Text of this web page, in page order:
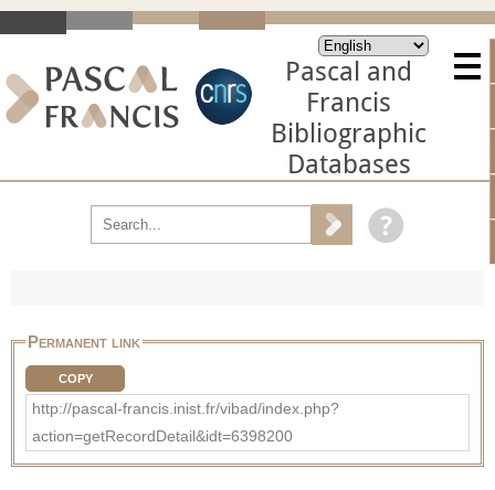
Pascal and
Francis
Bibliographic
Databases
Permanent link
COPY
http://pascal-francis.inist.fr/vibad/index.php?
action=getRecordDetail&idt=6398200